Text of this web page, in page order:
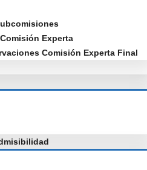
Experta
Comisión Experta Final